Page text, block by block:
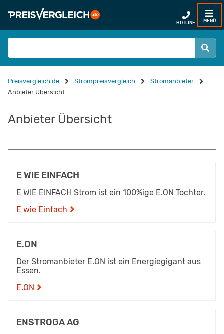
HOTLINE MENÜ
Preisvergleich.de Strompreisvergleich
Stromanbieter
Anbieter Übersicht
Anbieter Übersicht
E WIE EINFACH
E WIE EINFACH Strom ist ein 100%ige E.ON Tochter.
E wie Einfach
E.ON
Der Stromanbieter E.ON ist ein Energiegigant aus
Essen.
E.ON
ENSTROGA AG